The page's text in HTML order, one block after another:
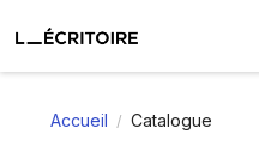
Accueil / Catalogue